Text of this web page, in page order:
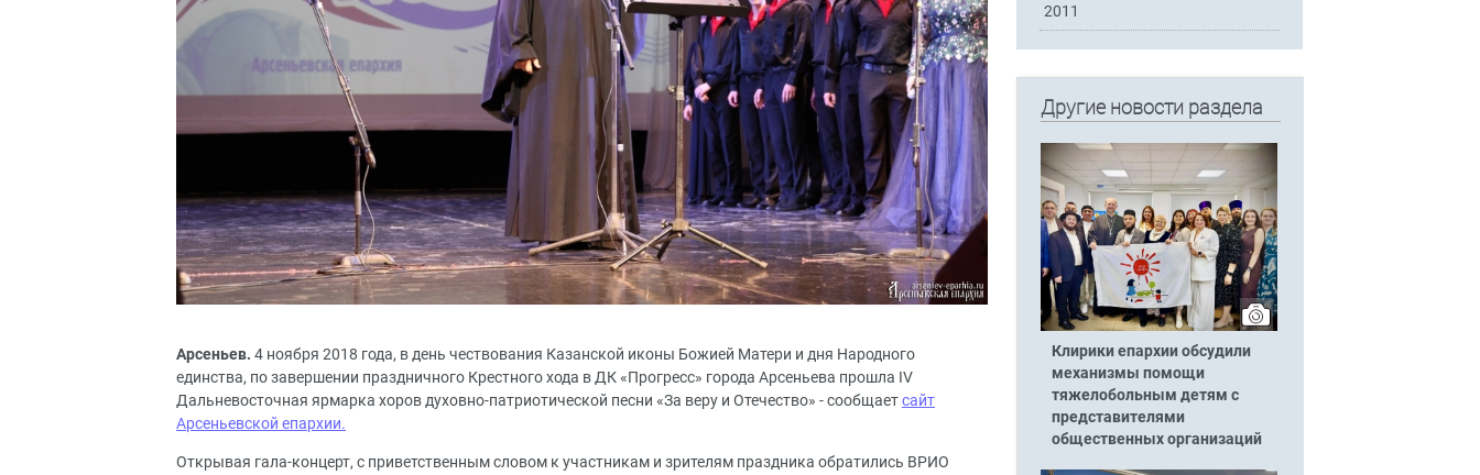
Арсеньев. 4 ноября 2018 года, в день чествования Казанской иконы Божией Матери и дня Народного
единства, по завершении праздничного Крестного хода в ДК «Прогресс» города Арсеньева прошла IV
Дальневосточная ярмарка хоров духовно-патриотической песни «За веру и Отечество» - сообщаетсайт
Арсеньевской епархии.
Открывая гала-концерт, с приветственным словом к участникам и зрителям праздника обратились ВРИО
2011
Другие новости раздела
Клирики епархии обсудили
механизмы помощи
тяжелобольным детям с
представителями
общественных организаций